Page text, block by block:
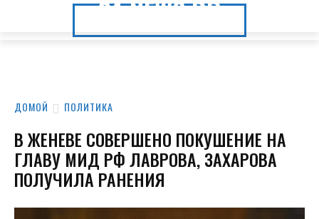
24.NEWS.DP
24.NEWS.DP
ДОМОЙ ПОЛИТИКА
В ЖЕНЕВЕ СОВЕРШЕНО ПОКУШЕНИЕ НА
ГЛАВУ МИД РФ ЛАВРОВА, ЗАХАРОВА
ПОЛУЧИЛА РАНЕНИЯ